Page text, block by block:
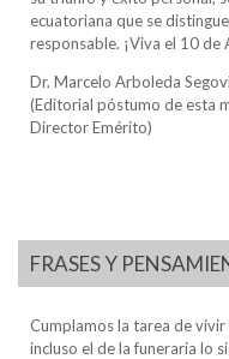
ecuatoriana que se
responsable. ¡Viva el 10 de
Dr. Marcelo Arboleda
(Editorial póstumo de esta
Director Emérito)
FRASES Y
Cumplamos la tarea de
incluso el de la funeraria lo